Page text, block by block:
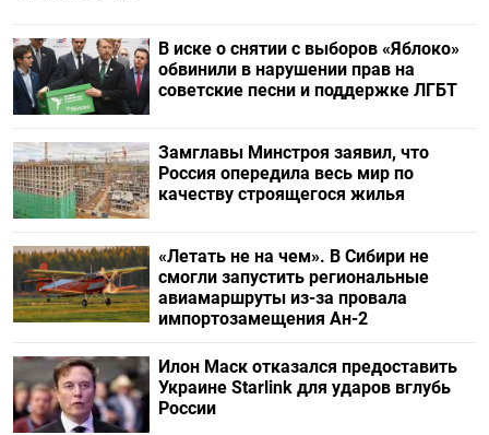
В иске о снятии с выборов «Яблоко»
обвинили в нарушении прав на
советские песни и поддержке ЛГБТ
Замглавы Минстроя заявил, что
Россия опередила весь мир по
качеству строящегося жилья
«Летать не на чем». В Сибири не
смогли запустить региональные
авиамаршруты из-за провала
импортозамещения Ан-2
Илон Маск отказался предоставить
Украине Starlink для ударов вглубь
России